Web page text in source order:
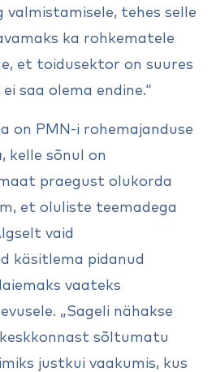
valmistamisele, tehes selle
ka rohkematele
et toidusektor on suures
saa olema endine.“
on PMN-i rohemajanduse
, kelle sõnul on
praegust olukorda
et oluliste teemadega
vaid
käsitlema pidanud
vaateks
„Sageli nähakse
sõltumatu
justkui vaakumis, kus